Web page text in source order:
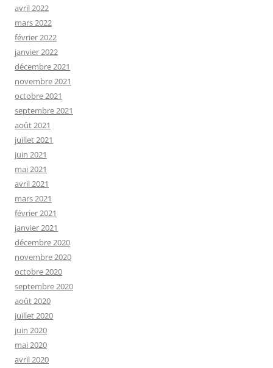
avril 2022
mars 2022
février 2022
janvier 2022
décembre 2021
novembre 2021
octobre 2021
septembre 2021
août 2021
juillet 2021
juin 2021
mai 2021
avril 2021
mars 2021
février 2021
janvier 2021
décembre 2020
novembre 2020
octobre 2020
septembre 2020
août 2020
juillet 2020
juin 2020
mai 2020
avril 2020